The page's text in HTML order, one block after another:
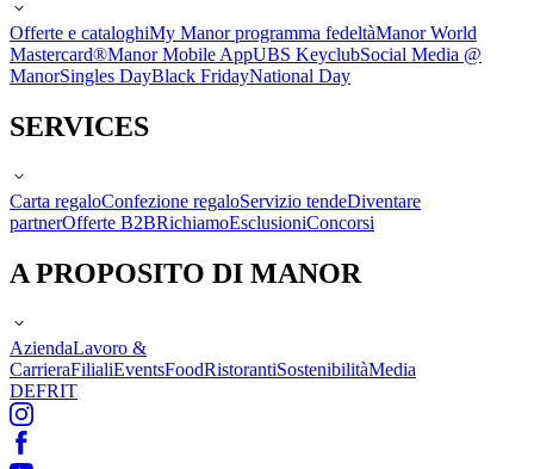
Offerte e cataloghiMy Manor programma fedeltàManor World
Mastercard®Manor Mobile AppUBS KeyclubSocial Media @
ManorSingles DayBlack FridayNational Day
SERVICES
Carta regaloConfezione regaloServizio tendeDiventare
partnerOfferte B2BRichiamoEsclusioniConcorsi
A PROPOSITO DI MANOR
AziendaLavoro &
CarrieraFilialiEventsFoodRistorantiSostenibilitàMedia
DEFRIT